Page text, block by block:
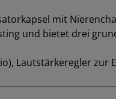
mit
und bietet drei
Lautstärkeregler